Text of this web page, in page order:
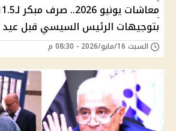
بتوجيهات الرئيس السيسي قبل
السبت 16/مايو/2026 - 08:30 م